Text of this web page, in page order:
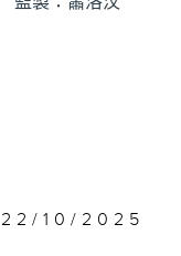
22/10/2025